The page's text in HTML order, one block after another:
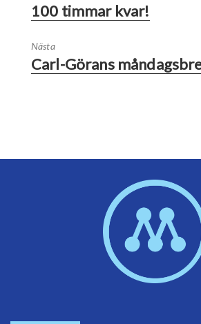
100 timmar kvar!
Nästa
Carl-Görans